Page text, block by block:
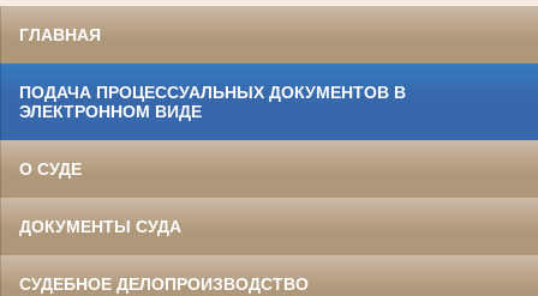
ГЛАВНАЯ
ПОДАЧА ПРОЦЕССУАЛЬНЫХ ДОКУМЕНТОВ В
ЭЛЕКТРОННОМ ВИДЕ
О СУДЕ
ДОКУМЕНТЫ СУДА
СУДЕБНОЕ ДЕЛОПРОИЗВОДСТВО